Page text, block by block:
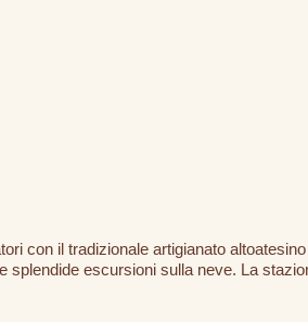
con il tradizionale artigianato
escursioni sulla neve. La